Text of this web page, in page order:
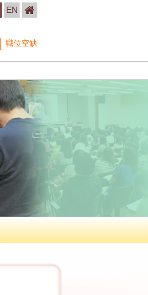
EN
職位空缺